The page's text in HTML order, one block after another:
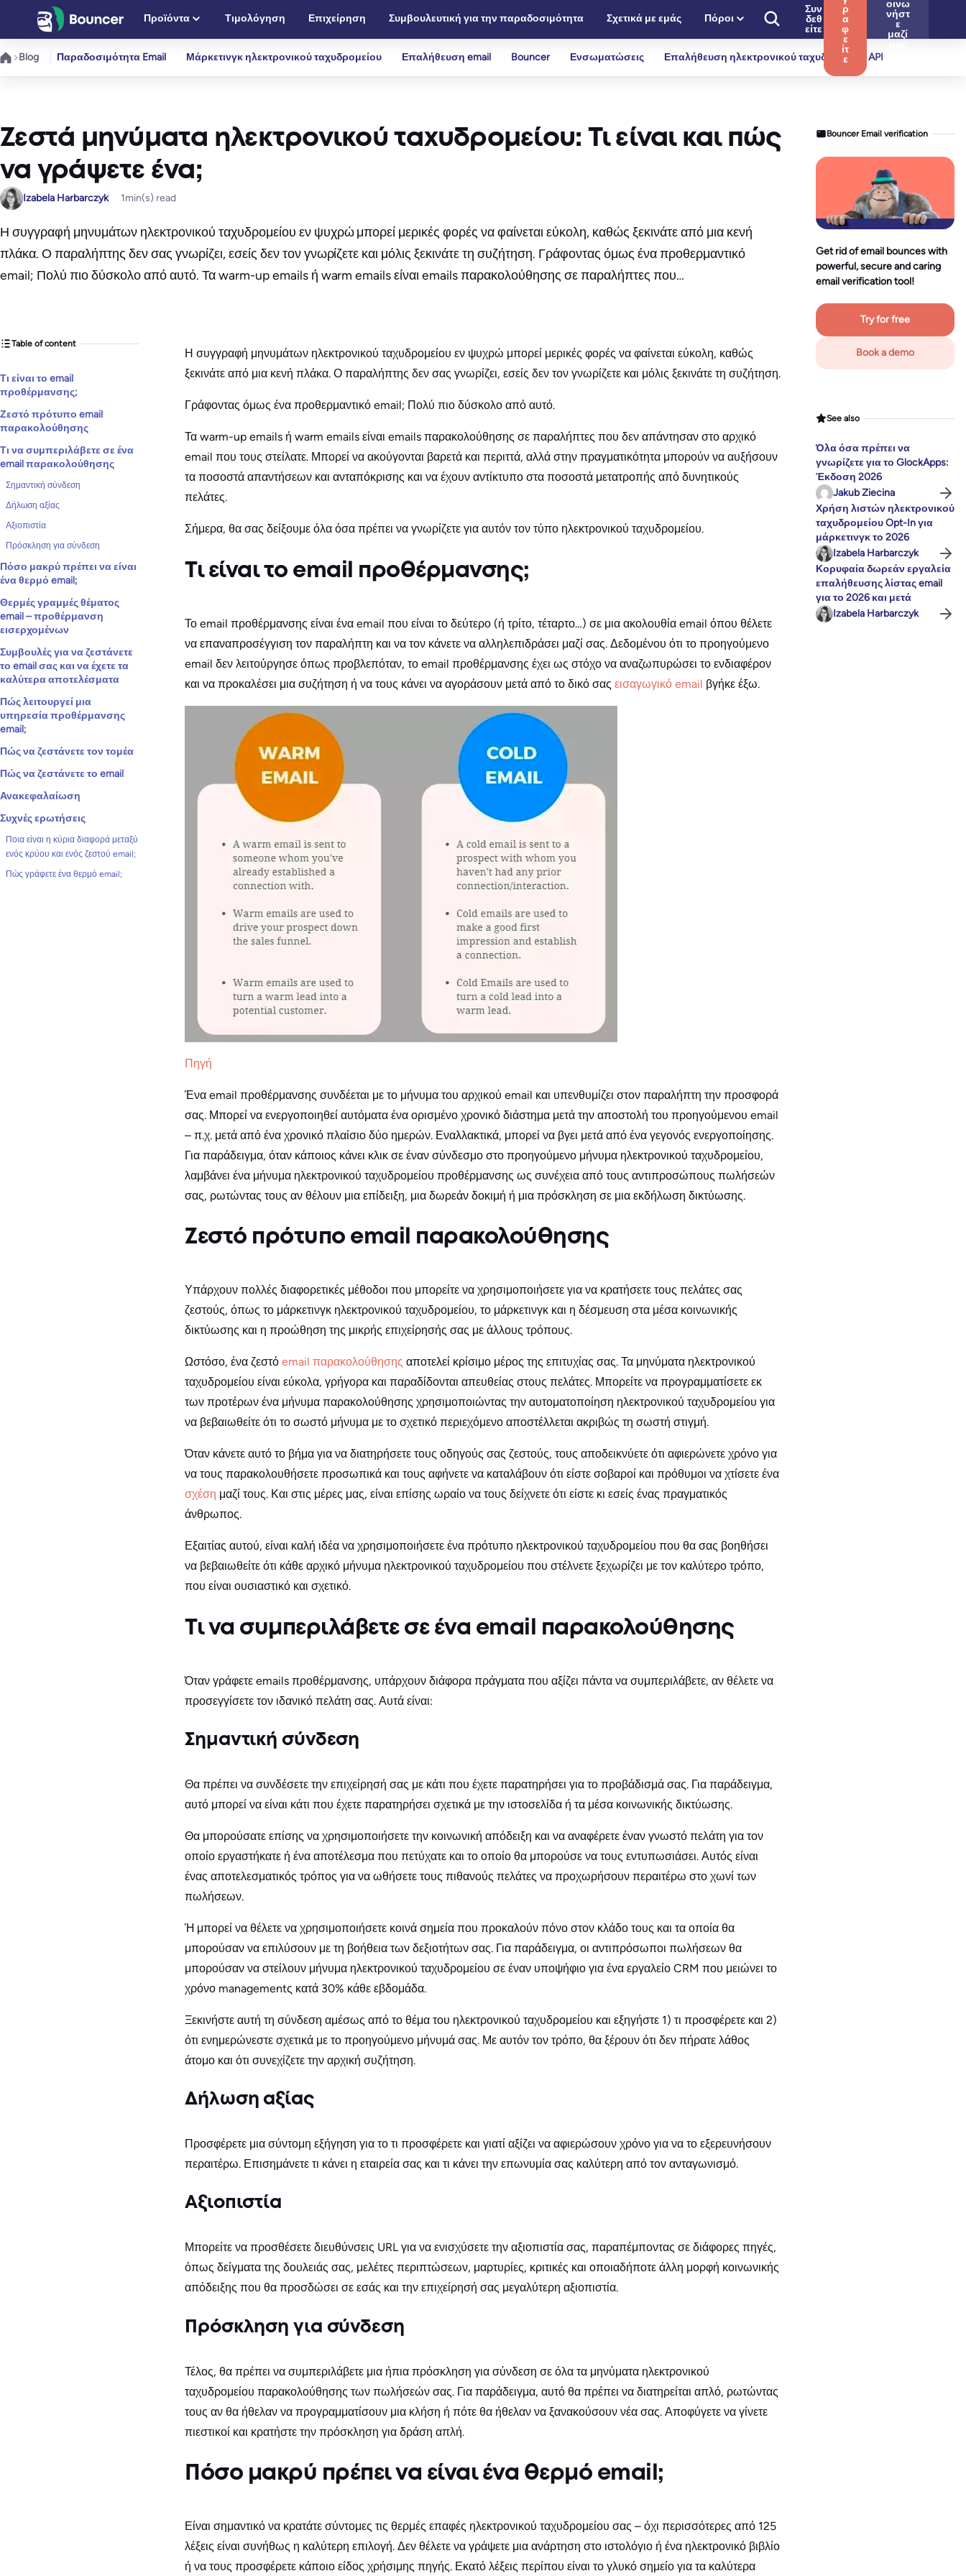
Μετάβαση
περιεχόμενο
Προϊόντα Τιμολόγηση Επιχείρηση Συμβουλευτική για την παραδοσιμότητα Σχετικά με εμάς Πόροι
Συν
δεθ
είτε
ρ
α
φ
ε
ίτ
ε
οινω
νήστ
ε
μαζί
Blog
Παραδοσιμότητα Email Μάρκετινγκ ηλεκτρονικού ταχυδρομείου Επαλήθευση email Bouncer Ενσωματώσεις Επαλήθευση ηλεκτρονικού ταχυδρομείου API
Ζεστά μηνύματα ηλεκτρονικού ταχυδρομείου: Τι είναι και πώς
να γράψετε ένα;
Izabela Harbarczyk 1min(s) read
Η συγγραφή μηνυμάτων ηλεκτρονικού ταχυδρομείου εν ψυχρώ μπορεί μερικές φορές να φαίνεται εύκολη, καθώς ξεκινάτε από μια κενή
πλάκα. Ο παραλήπτης δεν σας γνωρίζει, εσείς δεν τον γνωρίζετε και μόλις ξεκινάτε τη συζήτηση. Γράφοντας όμως ένα προθερμαντικό
email; Πολύ πιο δύσκολο από αυτό. Τα warm-up emails ή warm emails είναι emails παρακολούθησης σε παραλήπτες που…
Table of content
Τι είναι το email
προθέρμανσης;
Ζεστό πρότυπο email
παρακολούθησης
Τι να συμπεριλάβετε σε ένα
email παρακολούθησης
Σημαντική σύνδεση
Δήλωση αξίας
Αξιοπιστία
Πρόσκληση για σύνδεση
Πόσο μακρύ πρέπει να είναι
ένα θερμό email;
Θερμές γραμμές θέματος
email – προθέρμανση
εισερχομένων
Συμβουλές για να ζεστάνετε
το email σας και να έχετε τα
καλύτερα αποτελέσματα
Πώς λειτουργεί μια
υπηρεσία προθέρμανσης
email;
Πώς να ζεστάνετε τον τομέα
Πώς να ζεστάνετε το email
Ανακεφαλαίωση
Συχνές ερωτήσεις
Ποια είναι η κύρια διαφορά μεταξύ
ενός κρύου και ενός ζεστού email;
Πώς γράφετε ένα θερμό email;
Η συγγραφή μηνυμάτων ηλεκτρονικού ταχυδρομείου εν ψυχρώ μπορεί μερικές φορές να φαίνεται εύκολη, καθώς
ξεκινάτε από μια κενή πλάκα. Ο παραλήπτης δεν σας γνωρίζει, εσείς δεν τον γνωρίζετε και μόλις ξεκινάτε τη συζήτηση.
Γράφοντας όμως ένα προθερμαντικό email; Πολύ πιο δύσκολο από αυτό.
Τα warm-up emails ή warm emails είναι emails παρακολούθησης σε παραλήπτες που δεν απάντησαν στο αρχικό
email που τους στείλατε. Μπορεί να ακούγονται βαρετά και περιττά, αλλά στην πραγματικότητα μπορούν να αυξήσουν
τα ποσοστά απαντήσεων και ανταπόκρισης και να έχουν αντίκτυπο στα ποσοστά μετατροπής από δυνητικούς
πελάτες.
Σήμερα, θα σας δείξουμε όλα όσα πρέπει να γνωρίζετε για αυτόν τον τύπο ηλεκτρονικού ταχυδρομείου.
Τι είναι το email προθέρμανσης;
Το email προθέρμανσης είναι ένα email που είναι το δεύτερο (ή τρίτο, τέταρτο…) σε μια ακολουθία email όπου θέλετε
να επαναπροσέγγιση τον παραλήπτη και να τον κάνετε να αλληλεπιδράσει μαζί σας. Δεδομένου ότι το προηγούμενο
email δεν λειτούργησε όπως προβλεπόταν, το email προθέρμανσης έχει ως στόχο να αναζωπυρώσει το ενδιαφέρον
και να προκαλέσει μια συζήτηση ή να τους κάνει να αγοράσουν μετά από το δικό σας εισαγωγικό email βγήκε έξω.
Πηγή
Ένα email προθέρμανσης συνδέεται με το μήνυμα του αρχικού email και υπενθυμίζει στον παραλήπτη την προσφορά
σας. Μπορεί να ενεργοποιηθεί αυτόματα ένα ορισμένο χρονικό διάστημα μετά την αποστολή του προηγούμενου email
– π.χ. μετά από ένα χρονικό πλαίσιο δύο ημερών. Εναλλακτικά, μπορεί να βγει μετά από ένα γεγονός ενεργοποίησης.
Για παράδειγμα, όταν κάποιος κάνει κλικ σε έναν σύνδεσμο στο προηγούμενο μήνυμα ηλεκτρονικού ταχυδρομείου,
λαμβάνει ένα μήνυμα ηλεκτρονικού ταχυδρομείου προθέρμανσης ως συνέχεια από τους αντιπροσώπους πωλήσεών
σας, ρωτώντας τους αν θέλουν μια επίδειξη, μια δωρεάν δοκιμή ή μια πρόσκληση σε μια εκδήλωση δικτύωσης.
Ζεστό πρότυπο email παρακολούθησης
Υπάρχουν πολλές διαφορετικές μέθοδοι που μπορείτε να χρησιμοποιήσετε για να κρατήσετε τους πελάτες σας
ζεστούς, όπως το μάρκετινγκ ηλεκτρονικού ταχυδρομείου, το μάρκετινγκ και η δέσμευση στα μέσα κοινωνικής
δικτύωσης και η προώθηση της μικρής επιχείρησής σας με άλλους τρόπους.
Ωστόσο, ένα ζεστό email παρακολούθησης αποτελεί κρίσιμο μέρος της επιτυχίας σας. Τα μηνύματα ηλεκτρονικού
ταχυδρομείου είναι εύκολα, γρήγορα και παραδίδονται απευθείας στους πελάτες. Μπορείτε να προγραμματίσετε εκ
των προτέρων ένα μήνυμα παρακολούθησης χρησιμοποιώντας την αυτοματοποίηση ηλεκτρονικού ταχυδρομείου για
να βεβαιωθείτε ότι το σωστό μήνυμα με το σχετικό περιεχόμενο αποστέλλεται ακριβώς τη σωστή στιγμή.
Όταν κάνετε αυτό το βήμα για να διατηρήσετε τους οδηγούς σας ζεστούς, τους αποδεικνύετε ότι αφιερώνετε χρόνο για
να τους παρακολουθήσετε προσωπικά και τους αφήνετε να καταλάβουν ότι είστε σοβαροί και πρόθυμοι να χτίσετε ένα
σχέση μαζί τους. Και στις μέρες μας, είναι επίσης ωραίο να τους δείχνετε ότι είστε κι εσείς ένας πραγματικός
άνθρωπος.
Εξαιτίας αυτού, είναι καλή ιδέα να χρησιμοποιήσετε ένα πρότυπο ηλεκτρονικού ταχυδρομείου που θα σας βοηθήσει
να βεβαιωθείτε ότι κάθε αρχικό μήνυμα ηλεκτρονικού ταχυδρομείου που στέλνετε ξεχωρίζει με τον καλύτερο τρόπο,
που είναι ουσιαστικό και σχετικό.
Τι να συμπεριλάβετε σε ένα email παρακολούθησης
Όταν γράφετε emails προθέρμανσης, υπάρχουν διάφορα πράγματα που αξίζει πάντα να συμπεριλάβετε, αν θέλετε να
προσεγγίσετε τον ιδανικό πελάτη σας. Αυτά είναι:
Σημαντική σύνδεση
Θα πρέπει να συνδέσετε την επιχείρησή σας με κάτι που έχετε παρατηρήσει για το προβάδισμά σας. Για παράδειγμα,
αυτό μπορεί να είναι κάτι που έχετε παρατηρήσει σχετικά με την ιστοσελίδα ή τα μέσα κοινωνικής δικτύωσης.
Θα μπορούσατε επίσης να χρησιμοποιήσετε την κοινωνική απόδειξη και να αναφέρετε έναν γνωστό πελάτη για τον
οποίο εργαστήκατε ή ένα αποτέλεσμα που πετύχατε και το οποίο θα μπορούσε να τους εντυπωσιάσει. Αυτός είναι
ένας αποτελεσματικός τρόπος για να ωθήσετε τους πιθανούς πελάτες να προχωρήσουν περαιτέρω στο χωνί των
πωλήσεων.
Ή μπορεί να θέλετε να χρησιμοποιήσετε κοινά σημεία που προκαλούν πόνο στον κλάδο τους και τα οποία θα
μπορούσαν να επιλύσουν με τη βοήθεια των δεξιοτήτων σας. Για παράδειγμα, οι αντιπρόσωποι πωλήσεων θα
μπορούσαν να στείλουν μήνυμα ηλεκτρονικού ταχυδρομείου σε έναν υποψήφιο για ένα εργαλείο CRM που μειώνει το
χρόνο managementς κατά 30% κάθε εβδομάδα.
Ξεκινήστε αυτή τη σύνδεση αμέσως από το θέμα του ηλεκτρονικού ταχυδρομείου και εξηγήστε 1) τι προσφέρετε και 2)
ότι ενημερώνεστε σχετικά με το προηγούμενο μήνυμά σας. Με αυτόν τον τρόπο, θα ξέρουν ότι δεν πήρατε λάθος
άτομο και ότι συνεχίζετε την αρχική συζήτηση.
Δήλωση αξίας
Προσφέρετε μια σύντομη εξήγηση για το τι προσφέρετε και γιατί αξίζει να αφιερώσουν χρόνο για να το εξερευνήσουν
περαιτέρω. Επισημάνετε τι κάνει η εταιρεία σας και τι κάνει την επωνυμία σας καλύτερη από τον ανταγωνισμό.
Αξιοπιστία
Μπορείτε να προσθέσετε διευθύνσεις URL για να ενισχύσετε την αξιοπιστία σας, παραπέμποντας σε διάφορες πηγές,
όπως δείγματα της δουλειάς σας, μελέτες περιπτώσεων, μαρτυρίες, κριτικές και οποιαδήποτε άλλη μορφή κοινωνικής
απόδειξης που θα προσδώσει σε εσάς και την επιχείρησή σας μεγαλύτερη αξιοπιστία.
Πρόσκληση για σύνδεση
Τέλος, θα πρέπει να συμπεριλάβετε μια ήπια πρόσκληση για σύνδεση σε όλα τα μηνύματα ηλεκτρονικού
ταχυδρομείου παρακολούθησης των πωλήσεών σας. Για παράδειγμα, αυτό θα πρέπει να διατηρείται απλό, ρωτώντας
τους αν θα ήθελαν να προγραμματίσουν μια κλήση ή πότε θα ήθελαν να ξανακούσουν νέα σας. Αποφύγετε να γίνετε
πιεστικοί και κρατήστε την πρόσκληση για δράση απλή.
Πόσο μακρύ πρέπει να είναι ένα θερμό email;
Είναι σημαντικό να κρατάτε σύντομες τις θερμές επαφές ηλεκτρονικού ταχυδρομείου σας – όχι περισσότερες από 125
λέξεις είναι συνήθως η καλύτερη επιλογή. Δεν θέλετε να γράψετε μια ανάρτηση στο ιστολόγιο ή ένα ηλεκτρονικό βιβλίο
ή να τους προσφέρετε κάποιο είδος χρήσιμης πηγής. Εκατό λέξεις περίπου είναι το γλυκό σημείο για τα καλύτερα
Bouncer Email verification
Get rid of email bounces with
powerful, secure and caring
email verification tool!
Try for free
Book a demo
See also
Όλα όσα πρέπει να
γνωρίζετε για το GlockApps:
Έκδοση 2026
Jakub Ziecina
Χρήση λιστών ηλεκτρονικού
ταχυδρομείου Opt-In για
μάρκετινγκ το 2026
Izabela Harbarczyk
Κορυφαία δωρεάν εργαλεία
επαλήθευσης λίστας email
για το 2026 και μετά
Izabela Harbarczyk